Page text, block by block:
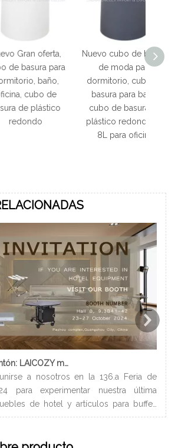
oferta,
para
baño,
de
Nuevo cubo de basura
de moda para
dormitorio, cubo de
basura para baño,
cubo de basura de
plástico redondo de
8L para oficina
136ª Feria de Cantón: LAICOZY muestra el futuro de los muebles de hotel y los artículos de buffet
a nosotros en la 136.a Feria de
para experimentar nuestra última
de hotel y artículos para buffet.
con profesionales de la industria,
de calidad y el diseño innovador.